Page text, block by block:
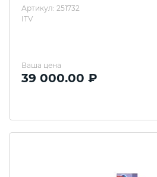
Артикул: 251732
ITV
Ваша цена
39 000.00 ₽